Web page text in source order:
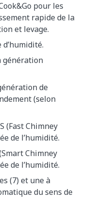
pour les
rapide de la
et levage.
génération
de
(selon
(Fast Chimney
de l’humidité.
Chimney
de l’humidité.
(7) et une à
du sens de